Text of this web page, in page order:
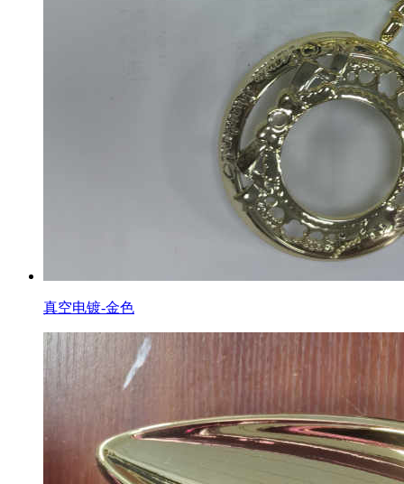
真空电镀-金色